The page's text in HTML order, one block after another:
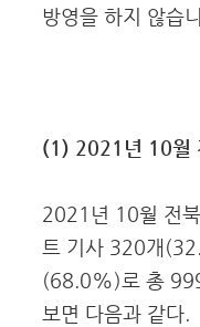
방영을 하지 않습
(1) 2021년 10월
2021년 10월 전
트 기사 320개
(68.0%)로 총
보면 다음과 같다.